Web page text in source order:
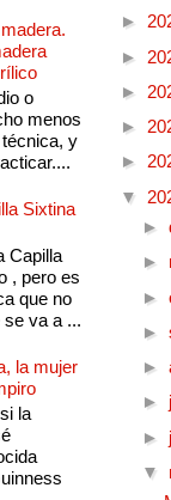
o
menos
y
Sixtina
Capilla
, pero es
que no
va a ...
la mujer
la
►
►
►
►
►
▼
►
►
►
►
►
►
►
▼